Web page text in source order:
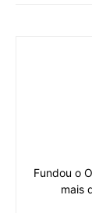
Fundou o
mais